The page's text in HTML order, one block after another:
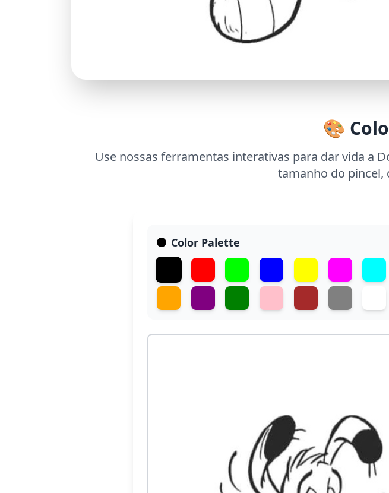
🎨
Use nossas ferramentas interativas para dar vida a
tamanho do pincel,
Color Palette